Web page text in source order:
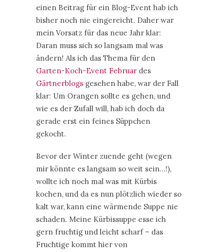
einen Beitrag für ein Blog-Event hab ich
bisher noch nie eingereicht. Daher war
mein Vorsatz für das neue Jahr klar:
Daran muss sich so langsam mal was
ändern! Als ich das Thema für den
Garten-Koch-Event Februar des
Gärtnerblogs gesehen habe, war der Fall
klar: Um Orangen sollte es gehen, und
wie es der Zufall will, hab ich doch da
gerade erst ein feines Süppchen
gekocht.
Bevor der Winter zuende geht (wegen
mir könnte es langsam so weit sein…!),
wollte ich noch mal was mit Kürbis
kochen, und da es nun plötzlich wieder so
kalt war, kann eine wärmende Suppe nie
schaden. Meine Kürbissuppe esse ich
gern fruchtig und leicht scharf – das
Fruchtige kommt hier von